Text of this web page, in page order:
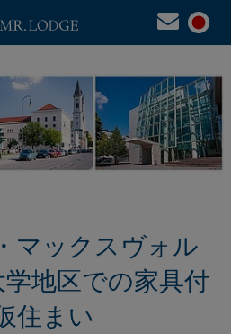
マックスヴォル
地区での家具付
住まい